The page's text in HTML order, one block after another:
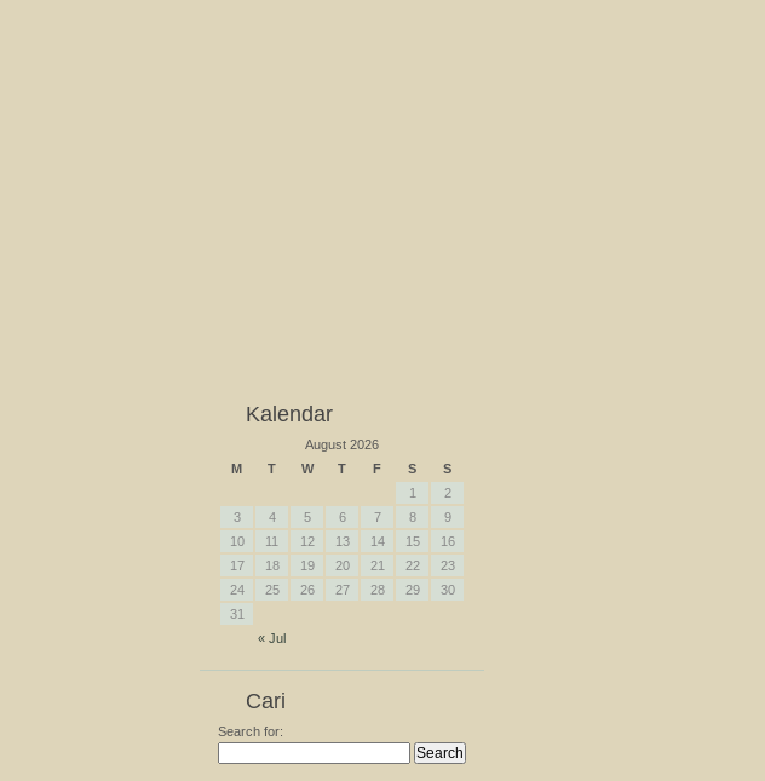
Kalendar
August 2026
M
T W T F S S
« Jul
1
2
3
4 5 6 7 8
9
10
11 12 13 14 15
16
17
18 19 20 21 22
23
24
25 26 27 28 29
30
31
Cari
Search for: